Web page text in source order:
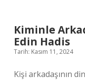
Kiminle
Edin Hadis
Tarih: Kasım 11, 2024
Kişi arkadaşının